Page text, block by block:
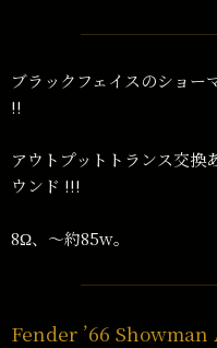
ブラックフェイスのショー
!!
アウトプットトランス交換
ウンド !!!
8Ω、〜約85w。
Fender ’66 Showman